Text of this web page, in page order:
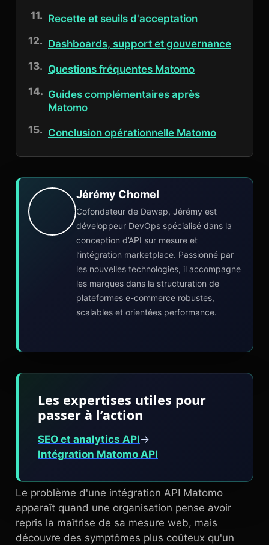
Recette et seuils d'acceptation
Dashboards, support et gouvernance
Questions fréquentes Matomo
Guides complémentaires après
Matomo
Conclusion opérationnelle Matomo
Jérémy Chomel
Cofondateur de Dawap, Jérémy est
développeur DevOps spécialisé dans la
conception d’API sur mesure et
l’intégration marketplace. Passionné par
les nouvelles technologies, il accompagne
les marques dans la structuration de
plateformes e-commerce robustes,
scalables et orientées performance.
Les expertises utiles pour
passer à l’action
SEO et analytics API→
Intégration Matomo API
Le problème d'une intégration API Matomo
apparaît quand une organisation pense avoir
repris la maîtrise de sa mesure web, mais
découvre des symptômes plus coûteux qu'un